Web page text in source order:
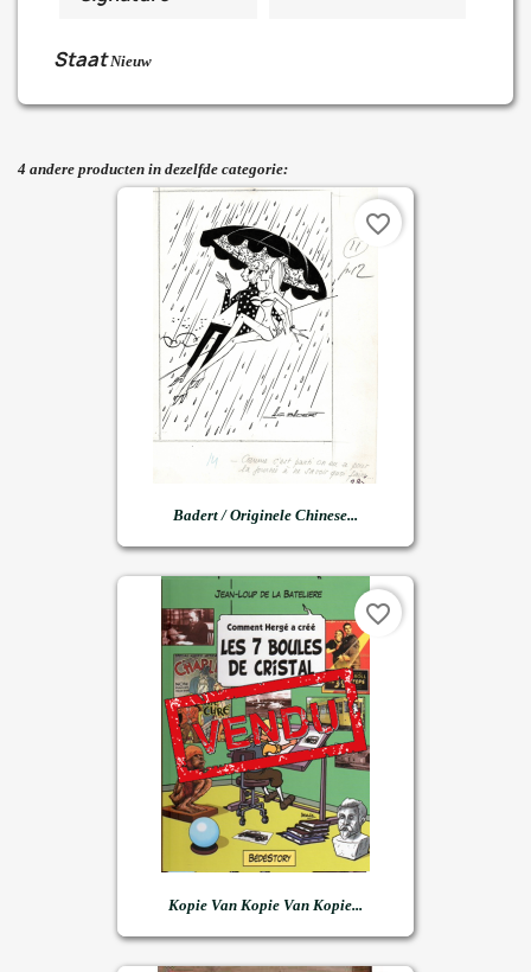
Staat Nieuw
4 andere producten in dezelfde categorie:
Badert / Originele Chinese...
favorite_border
Kopie Van Kopie Van Kopie...
favorite_border